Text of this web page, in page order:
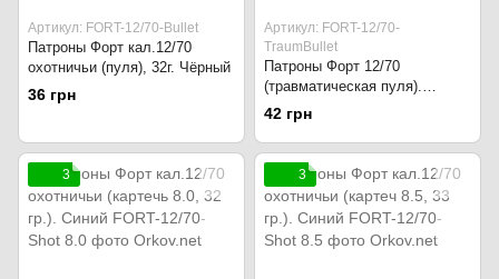
Артикул: FORT-12/70-Bullet
Патроны Форт кал.12/70
охотничьи (пуля), 32г. Чёрный
36 грн
Артикул: FORT-12/70-
TraumBullet
Патроны Форт 12/70
(травматическая пуля).
Чёрный
42 грн
3 3